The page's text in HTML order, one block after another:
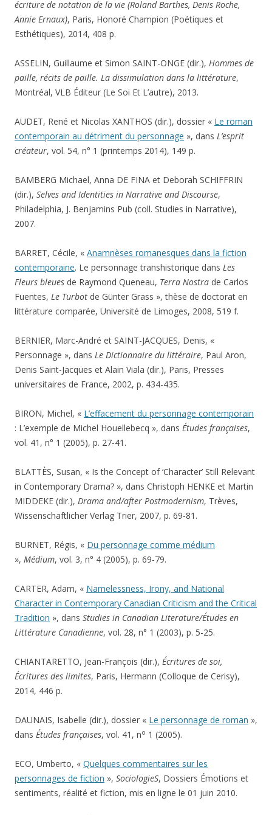
écriture de notation de la vie (Roland Barthes, Denis Roche,
Annie Ernaux), Paris, Honoré Champion (Poétiques et
Esthétiques), 2014, 408 p.
ASSELIN, Guillaume et Simon SAINT-ONGE (dir.), Hommes de
paille, récits de paille. La dissimulation dans la littérature,
Montréal, VLB Éditeur (Le Soi Et L’autre), 2013.
AUDET, René et Nicolas XANTHOS (dir.), dossier « Le roman
contemporain au détriment du personnage », dans L’esprit
créateur, vol. 54, n° 1 (printemps 2014), 149 p.
BAMBERG Michael, Anna DE FINA et Deborah SCHIFFRIN
(dir.), Selves and Identities in Narrative and Discourse,
Philadelphia, J. Benjamins Pub (coll. Studies in Narrative),
2007.
BARRET, Cécile, « Anamnèses romanesques dans la fiction
contemporaine. Le personnage transhistorique dans Les
Fleurs bleues de Raymond Queneau, Terra Nostra de Carlos
Fuentes, Le Turbot de Günter Grass », thèse de doctorat en
littérature comparée, Université de Limoges, 2008, 519 f.
BERNIER, Marc-André et SAINT-JACQUES, Denis, «
Personnage », dans Le Dictionnaire du littéraire, Paul Aron,
Denis Saint-Jacques et Alain Viala (dir.), Paris, Presses
universitaires de France, 2002, p. 434-435.
BIRON, Michel, « L’effacement du personnage contemporain
: L’exemple de Michel Houellebecq », dans Études françaises,
vol. 41, n° 1 (2005), p. 27-41.
BLATTÈS, Susan, « Is the Concept of ‘Character’ Still Relevant
in Contemporary Drama? », dans Christoph HENKE et Martin
MIDDEKE (dir.), Drama and/after Postmodernism, Trèves,
Wissenschaftlicher Verlag Trier, 2007, p. 69-81.
BURNET, Régis, « Du personnage comme médium
», Médium, vol. 3, n° 4 (2005), p. 69-79.
CARTER, Adam, « Namelessness, Irony, and National
Character in Contemporary Canadian Criticism and the Critical
Tradition », dans Studies in Canadian Literature/Études en
Littérature Canadienne, vol. 28, n° 1 (2003), p. 5-25.
CHIANTARETTO, Jean-François (dir.), Écritures de soi,
Écritures des limites, Paris, Hermann (Colloque de Cerisy),
2014, 446 p.
DAUNAIS, Isabelle (dir.), dossier « Le personnage de roman »,
dans Études françaises, vol. 41, no 1 (2005).
ECO, Umberto, « Quelques commentaires sur les
personnages de fiction », SociologieS, Dossiers Émotions et
sentiments, réalité et fiction, mis en ligne le 01 juin 2010.